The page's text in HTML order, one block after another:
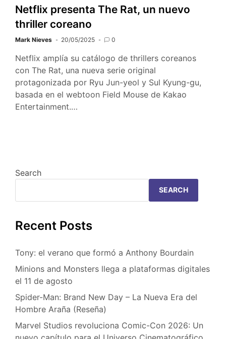
Netflix presenta The Rat, un nuevo
thriller coreano
Mark Nieves 20/05/2025 0
Netflix amplía su catálogo de thrillers coreanos
con The Rat, una nueva serie original
protagonizada por Ryu Jun-yeol y Sul Kyung-gu,
basada en el webtoon Field Mouse de Kakao
Entertainment.…
Search
SEARCH
Recent Posts
Tony: el verano que formó a Anthony Bourdain
Minions and Monsters llega a plataformas digitales
el 11 de agosto
Spider-Man: Brand New Day – La Nueva Era del
Hombre Araña (Reseña)
Marvel Studios revoluciona Comic-Con 2026: Un